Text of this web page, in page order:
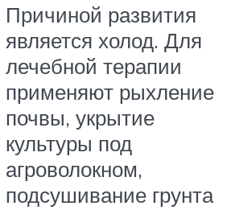
Причиной развития
является холод. Для
лечебной терапии
применяют рыхление
почвы, укрытие
культуры под
агроволокном,
подсушивание грунта